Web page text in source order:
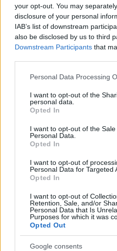
your opt-out. You may
disclosure of your personal
IAB’s list of downstream
also be disclosed by us to third
Downstream Participants that
Please note that this website/
not limited to your visit or usage
grant or deny consent to
use your data for below
consent section.
Personal Data Processing
I want to opt-out of the
personal data.
Opted In
I want to opt-out of the
Personal Data.
Opted In
I want to opt-out of
Personal Data for Targeted
Opted In
I want to opt-out of
Retention, Sale, and/or
Personal Data that Is
Purposes for which it was
Opted Out
Google consents
A szódabikarbónából és vízből
használják csípésekre és
vagy szúnyogcsípés után
kellemetlen érzést.
A Mayo Clinic szerint ilyen
ingerhatást és
reakcióknál, erős duzzanatnál
viszont orvosi segítség kell.
szerepe